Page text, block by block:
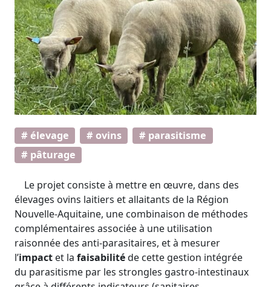
# élevage # ovins
# parasitisme
# pâturage
Le projet consiste à mettre en œuvre, dans des
élevages ovins laitiers et allaitants de la Région
Nouvelle-Aquitaine, une combinaison de méthodes
complémentaires associée à une utilisation
raisonnée des anti-parasitaires, et à mesurer
l’impact et la faisabilitéde cette gestion intégrée
du parasitisme par les strongles gastro-intestinaux